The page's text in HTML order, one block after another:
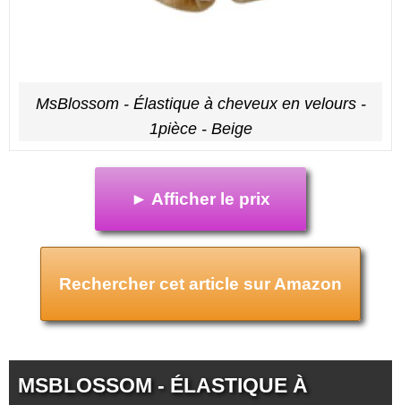
MsBlossom - Élastique à cheveux en velours -
1pièce - Beige
► Afficher le prix
Rechercher cet article sur Amazon
MSBLOSSOM - ÉLASTIQUE À